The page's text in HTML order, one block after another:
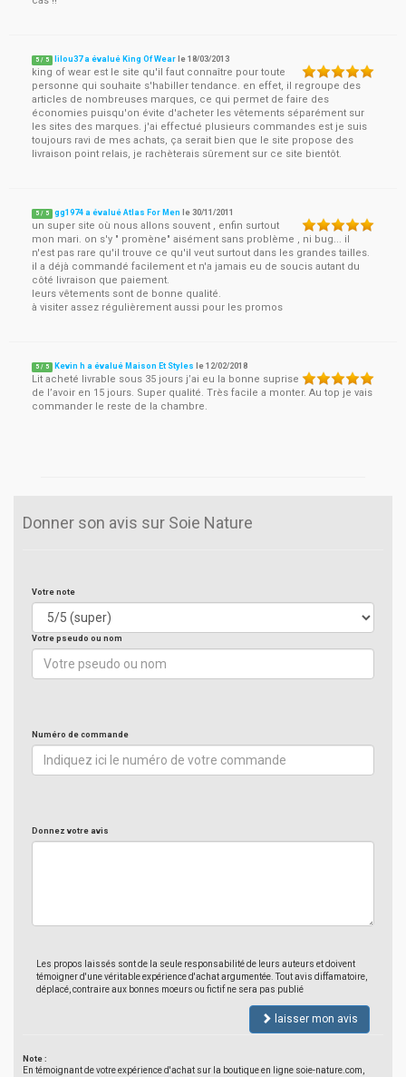
5 / 5 lilou37 a évalué King Of Wear le18/03/2013
king of wear est le site qu'il faut connaître pour toute
personne qui souhaite s'habiller tendance. en effet, il regroupe des
articles de nombreuses marques, ce qui permet de faire des
économies puisqu'on évite d'acheter les vêtements séparément sur
les sites des marques. j'ai effectué plusieurs commandes est je suis
toujours ravi de mes achats, ça serait bien que le site propose des
livraison point relais, je rachèterais sûrement sur ce site bientôt.
5 / 5 gg1974 a évalué Atlas For Men le30/11/2011
un super site où nous allons souvent , enfin surtout
mon mari. on s'y " promène" aisément sans problème , ni bug... il
n'est pas rare qu'il trouve ce qu'il veut surtout dans les grandes tailles.
il a déjà commandé facilement et n'a jamais eu de soucis autant du
côté livraison que paiement.
leurs vêtements sont de bonne qualité.
à visiter assez régulièrement aussi pour les promos
5 / 5 Kevin h a évalué Maison Et Styles le12/02/2018
Lit acheté livrable sous 35 jours j’ai eu la bonne suprise
de l’avoir en 15 jours. Super qualité. Très facile a monter. Au top je vais
commander le reste de la chambre.
Donner son avis sur Soie Nature
Votre note
Votre pseudo ou nom
Numéro de commande
Donnez votre avis
Les propos laissés sont de la seule responsabilité de leurs auteurs et doivent
témoigner d'une véritable expérience d'achat argumentée. Tout avis diffamatoire,
déplacé, contraire aux bonnes moeurs ou fictif ne sera pas publié
laisser mon avis
Note :
En témoignant de votre expérience d'achat sur la boutique en ligne soie-nature.com,